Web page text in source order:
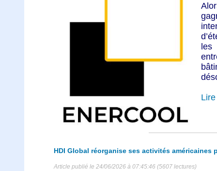
les
HDI Global réorganise ses activités américaines
Article publié le 24/06/2026 à 07:45:46 (5607 lectures)